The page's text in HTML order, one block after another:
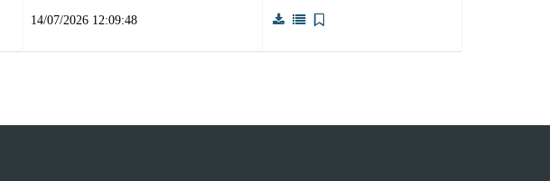
14/07/2026 12:09:48